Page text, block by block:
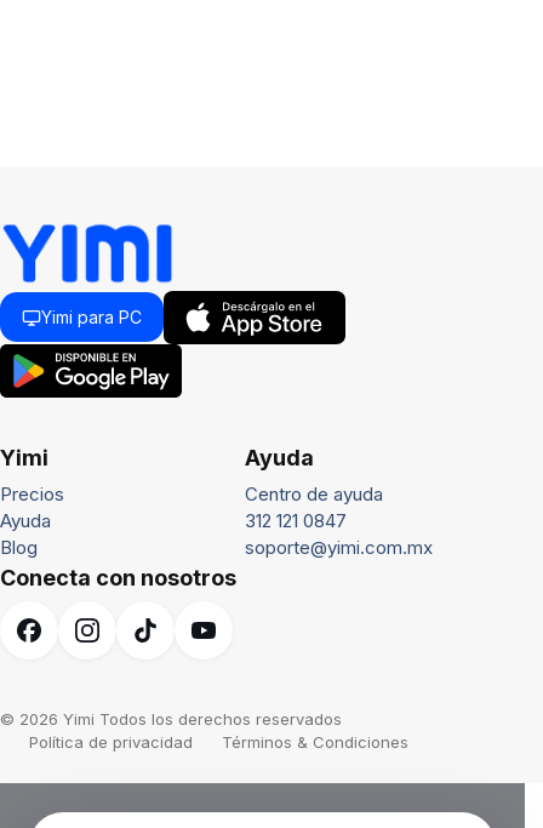
Yimi para PC
Yimi
Precios
Ayuda
Blog
Ayuda
Centro de ayuda
312 121 0847
soporte@yimi.com.mx
Conecta con nosotros
© 2026 Yimi Todos los derechos reservados
Política de privacidad
Términos & Condiciones